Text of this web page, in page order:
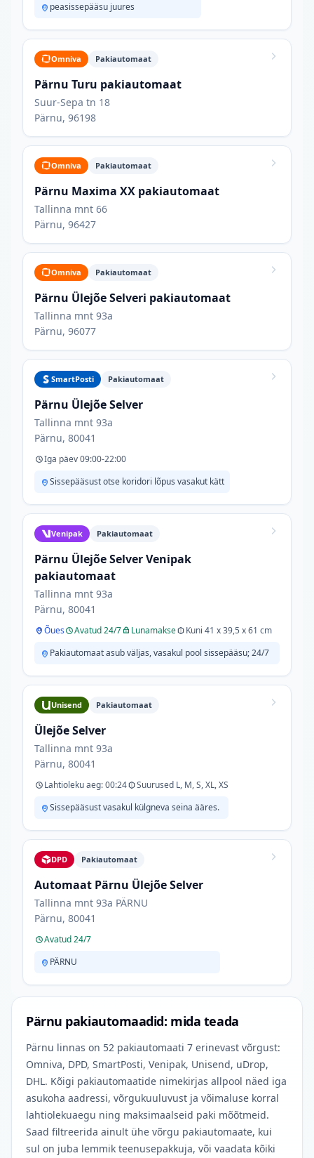
peasissepääsu juures
Omniva Pakiautomaat
Pärnu Turu pakiautomaat
Suur-Sepa tn 18
Pärnu, 96198
Omniva Pakiautomaat
Pärnu Maxima XX pakiautomaat
Tallinna mnt 66
Pärnu, 96427
Omniva Pakiautomaat
Pärnu Ülejõe Selveri pakiautomaat
Tallinna mnt 93a
Pärnu, 96077
SmartPosti Pakiautomaat
Pärnu Ülejõe Selver
Tallinna mnt 93a
Pärnu, 80041
Iga päev 09:00-22:00
Sissepääsust otse koridori lõpus vasakut kätt
Venipak Pakiautomaat
Pärnu Ülejõe Selver Venipak
pakiautomaat
Tallinna mnt 93a
Pärnu, 80041
Õues Avatud 24/7 Lunamakse
Kuni 41 x 39,5 x 61 cm
Pakiautomaat asub väljas, vasakul pool sissepääsu; 24/7
Unisend Pakiautomaat
Ülejõe Selver
Tallinna mnt 93a
Pärnu, 80041
Lahtioleku aeg: 00:24
Suurused L, M, S, XL, XS
Sissepääsust vasakul külgneva seina ääres.
DPD Pakiautomaat
Automaat Pärnu Ülejõe Selver
Tallinna mnt 93a PÄRNU
Pärnu, 80041
Avatud 24/7
PÄRNU
Pärnu pakiautomaadid: mida teada
Pärnu linnas on 52 pakiautomaati 7 erinevast võrgust:
Omniva, DPD, SmartPosti, Venipak, Unisend, uDrop,
DHL. Kõigi pakiautomaatide nimekirjas allpool näed iga
asukoha aadressi, võrgukuuluvust ja võimaluse korral
lahtiolekuaegu ning maksimaalseid paki mõõtmeid.
Saad filtreerida ainult ühe võrgu pakiautomaate, kui
sul on juba lemmik teenusepakkuja, või vaadata kõiki